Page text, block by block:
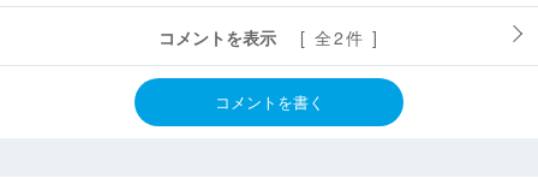
コメントを表示 [ 全2件 ]
コメントを書く